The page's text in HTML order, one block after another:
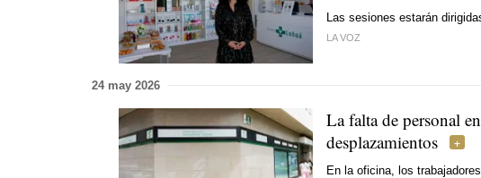
Las sesiones estarán
LA VOZ
24 may 2026
La falta de personal
desplazamientos
En la oficina, los